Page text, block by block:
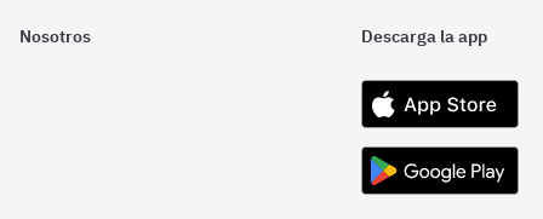
Nosotros Descarga la app